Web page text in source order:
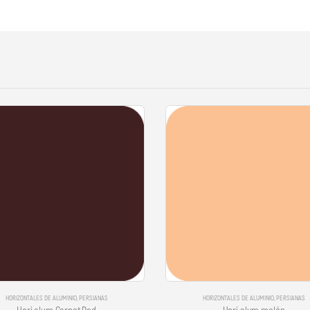
HORIZONTALES DE ALUMINIO,PERSIANAS HORIZONTALES DE ALUMINIO,PERSIANAS